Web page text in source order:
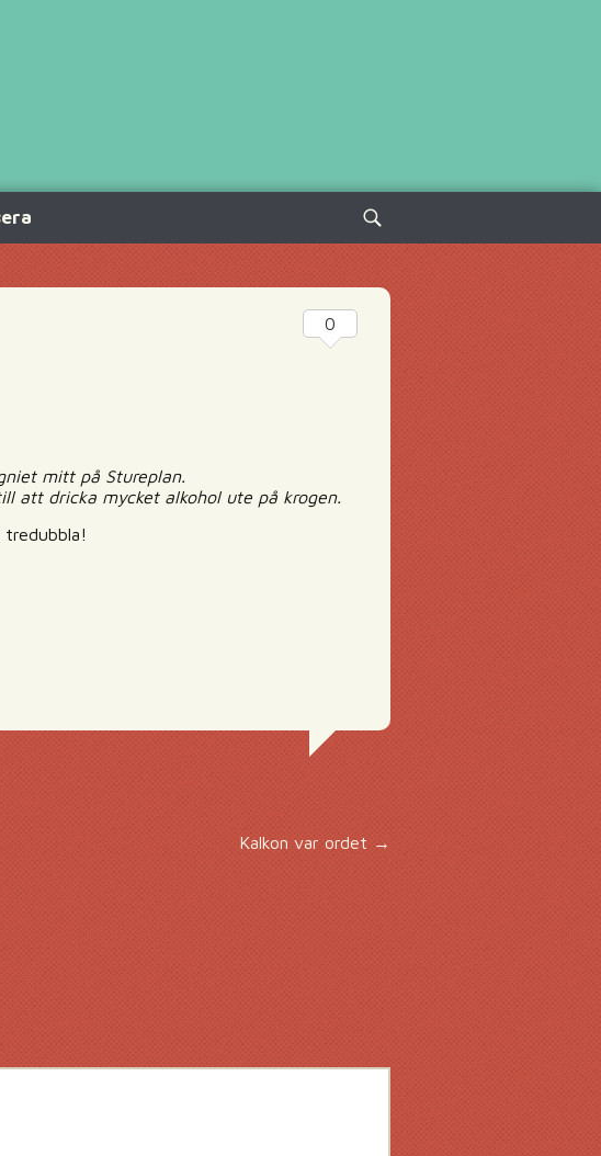
Sök
efter:
mitt på Stureplan.
att dricka mycket alkohol ute på krogen.
0
Kalkon var ordet→